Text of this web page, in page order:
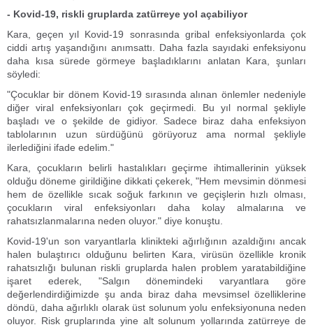
- Kovid-19, riskli gruplarda zatürreye yol açabiliyor
Kara, geçen yıl Kovid-19 sonrasında gribal enfeksiyonlarda çok
ciddi artış yaşandığını anımsattı. Daha fazla sayıdaki enfeksiyonu
daha kısa sürede görmeye başladıklarını anlatan Kara, şunları
söyledi:
"Çocuklar bir dönem Kovid-19 sırasında alınan önlemler nedeniyle
diğer viral enfeksiyonları çok geçirmedi. Bu yıl normal şekliyle
başladı ve o şekilde de gidiyor. Sadece biraz daha enfeksiyon
tablolarının uzun sürdüğünü görüyoruz ama normal şekliyle
ilerlediğini ifade edelim."
Kara, çocukların belirli hastalıkları geçirme ihtimallerinin yüksek
olduğu döneme girildiğine dikkati çekerek, "Hem mevsimin dönmesi
hem de özellikle sıcak soğuk farkının ve geçişlerin hızlı olması,
çocukların viral enfeksiyonları daha kolay almalarına ve
rahatsızlanmalarına neden oluyor." diye konuştu.
Kovid-19'un son varyantlarla klinikteki ağırlığının azaldığını ancak
halen bulaştırıcı olduğunu belirten Kara, virüsün özellikle kronik
rahatsızlığı bulunan riskli gruplarda halen problem yaratabildiğine
işaret ederek, "Salgın dönemindeki varyantlara göre
değerlendirdiğimizde şu anda biraz daha mevsimsel özelliklerine
döndü, daha ağırlıklı olarak üst solunum yolu enfeksiyonuna neden
oluyor. Risk gruplarında yine alt solunum yollarında zatürreye de